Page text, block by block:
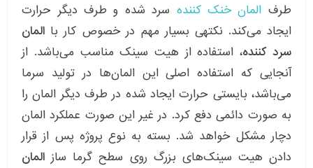
طرف المان خنک کننده سرد شده و طرف دیگر حرارت
ایجاد می‌کند. نکته‎ی بسیار مهم در خصوص کار با
المان
سرد کننده، استفاده از هیت سینک مناسب می‌باشد. از
آنجایی که استفاده اصلی این المان‌ها در تولید سرما
می‌باشد، بایستی حرارت ایجاد شده در طرف دیگر المان را
به صورت دائمی دفع کرد. در غیر این صورت عملکرد المان
دچار مشکل خواهد شد. بسته به نوع پروژه پس از قرار
دادن هیت سینک‌های بزرگ روی سطح گرما ساز المان